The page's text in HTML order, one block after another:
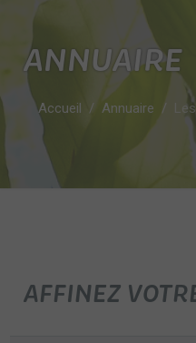
ANNUAIRE
Accueil Annuaire
AFFINEZ